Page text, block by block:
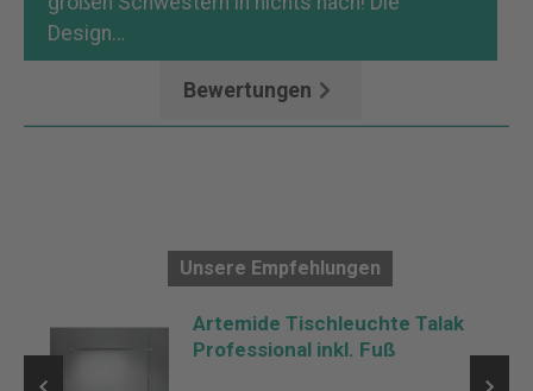
Design…
Bewertungen
Unsere Empfehlungen
Artemide Tischleuchte Talak
Professional inkl. Fuß